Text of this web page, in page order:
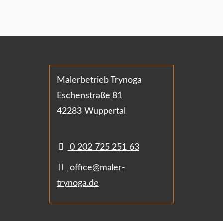
Malerbetrieb Trynoga
Eschenstraße 81
42283 Wuppertal
0 202 725 251 63
office@maler-
trynoga.de